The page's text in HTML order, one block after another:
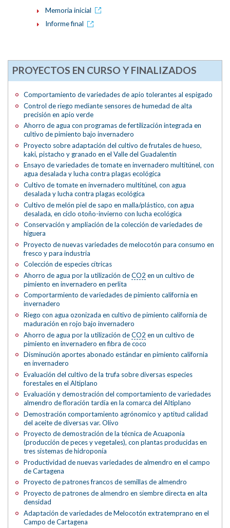
Memoria inicial
Informe final
PROYECTOS EN CURSO Y FINALIZADOS
Comportamiento de variedades de apio tolerantes al espigado
Control de riego mediante sensores de humedad de alta
precisión en apio verde
Ahorro de agua con programas de fertilización integrada en
cultivo de pimiento bajo invernadero
Proyecto sobre adaptación del cultivo de frutales de hueso,
kaki, pistacho y granado en el Valle del Guadalentín
Ensayo de variedades de tomate en invernadero multitúnel, con
agua desalada y lucha contra plagas ecológica
Cultivo de tomate en invernadero multitúnel, con agua
desalada y lucha contra plagas ecológica
Cultivo de melón piel de sapo en malla/plástico, con agua
desalada, en ciclo otoño-invierno con lucha ecológica
Conservación y ampliación de la colección de variedades de
higuera
Proyecto de nuevas variedades de melocotón para consumo en
fresco y para industria
Colección de especies cítricas
Ahorro de agua por la utilización deCO2 en un cultivo de
pimiento en invernadero en perlita
Comportarmiento de variedades de pimiento california en
invernadero
Riego con agua ozonizada en cultivo de pimiento california de
maduración en rojo bajo invernadero
Ahorro de agua por la utilización deCO2 en un cultivo de
pimiento en invernadero en fibra de coco
Disminución aportes abonado estándar en pimiento california
en invernadero
Evaluación del cultivo de la trufa sobre diversas especies
forestales en el Altiplano
Evaluación y demostración del comportamiento de variedades
almendro de floración tardía en la comarca del Altiplano
Demostración comportamiento agrónomico y aptitud calidad
del aceite de diversas var. Olivo
Proyecto de demostración de la técnica de Acuaponia
(producción de peces y vegetales), con plantas producidas en
tres sistemas de hidroponía
Productividad de nuevas variedades de almendro en el campo
de Cartagena
Proyecto de patrones francos de semillas de almendro
Proyecto de patrones de almendro en siembre directa en alta
densidad
Adaptación de variedades de Melocotón extratemprano en el
Campo de Cartagena